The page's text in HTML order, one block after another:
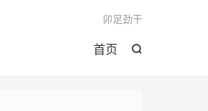

首页
卯足劲干